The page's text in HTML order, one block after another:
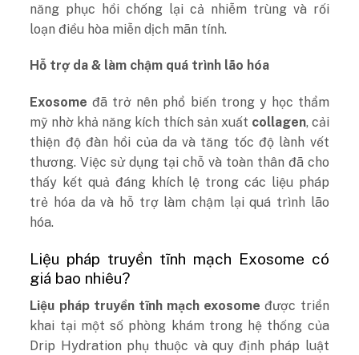
năng phục hồi chống lại cả nhiễm trùng và rối
loạn điều hòa miễn dịch mãn tính.
Hỗ trợ da & làm chậm quá trình lão hóa
Exosome đã trở nên phổ biến trong y học thẩm
mỹ nhờ khả năng kích thích sản xuất collagen, cải
thiện độ đàn hồi của da và tăng tốc độ lành vết
thương. Việc sử dụng tại chỗ và toàn thân đã cho
thấy kết quả đáng khích lệ trong các liệu pháp
trẻ hóa da và hỗ trợ làm chậm lại quá trình lão
hóa.
Liệu pháp truyền tĩnh mạch Exosome có
giá bao nhiêu?
Liệu pháp truyền tĩnh mạch exosome được triển
khai tại một số phòng khám trong hệ thống của
Drip Hydration phụ thuộc và quy định pháp luật